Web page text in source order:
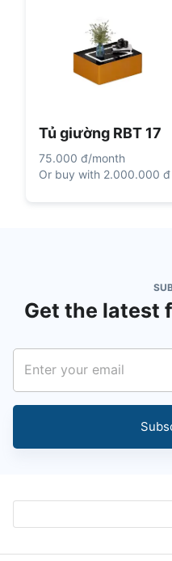
Tủ giường RBT 17
75.000 đ/month
Or buy with 2.000.000 đ
Get the latest